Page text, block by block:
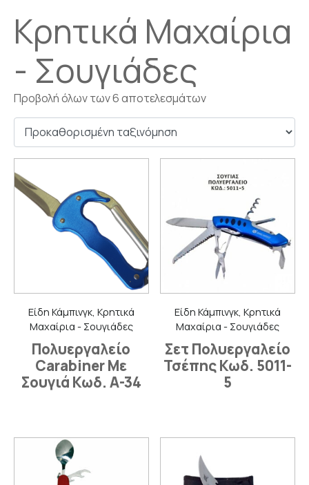
Κρητικά Μαχαίρια
- Σουγιάδες
Προβολή όλων των 6 αποτελεσμάτων
Είδη Κάμπινγκ, Κρητικά
Μαχαίρια - Σουγιάδες
Πολυεργαλείο
Carabiner Με
Σουγιά Κωδ. Α-34
Είδη Κάμπινγκ, Κρητικά
Μαχαίρια - Σουγιάδες
Σετ Πολυεργαλείο
Τσέπης Κωδ. 5011-
5